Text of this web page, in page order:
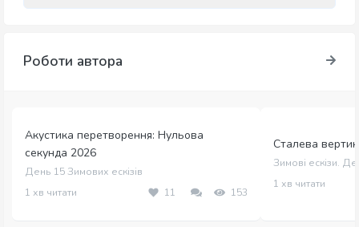
Роботи автора
Акустика перетворення: Нульова
секунда 2026
День 15 Зимових ескізів
1 хв читати
11 153
Сталева
Зимові ескізи.
1 хв читати